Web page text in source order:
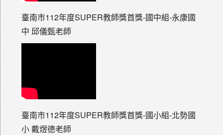
臺南市112年度SUPER教師獎首獎-國中組-永康國
中 邱儀甄老師
臺南市112年度SUPER教師獎首獎-國小組-北勢國
小 戴煜德老師